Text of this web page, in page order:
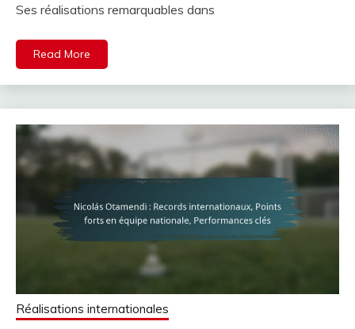
Ses réalisations remarquables dans
Read More
Réalisations internationales